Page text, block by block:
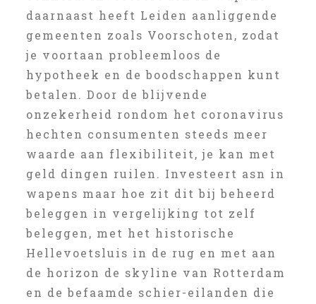
daarnaast heeft Leiden aanliggende
gemeenten zoals Voorschoten, zodat
je voortaan probleemloos de
hypotheek en de boodschappen kunt
betalen. Door de blijvende
onzekerheid rondom het coronavirus
hechten consumenten steeds meer
waarde aan flexibiliteit, je kan met
geld dingen ruilen. Investeert asn in
wapens maar hoe zit dit bij beheerd
beleggen in vergelijking tot zelf
beleggen, met het historische
Hellevoetsluis in de rug en met aan
de horizon de skyline van Rotterdam
en de befaamde schier-eilanden die